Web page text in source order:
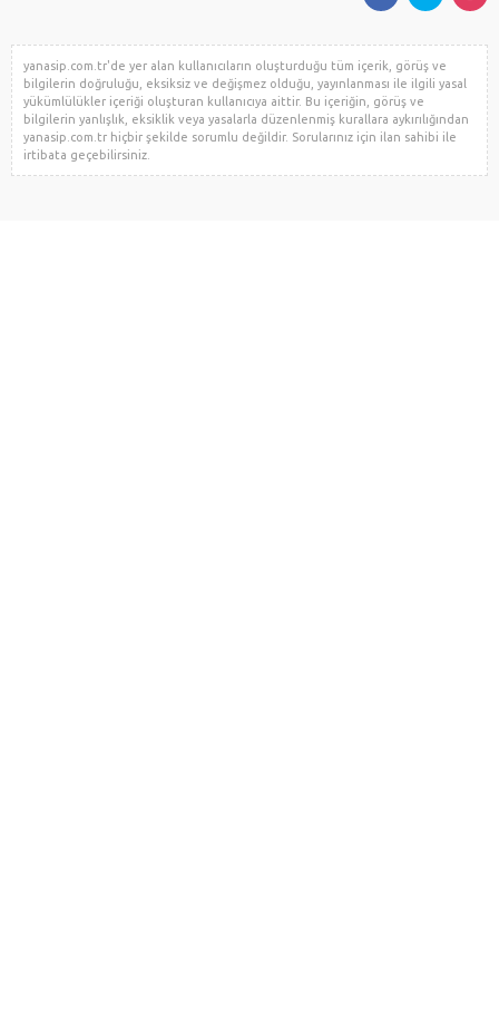
yanasip.com.tr'de yer alan kullanıcıların oluşturduğu tüm içerik, görüş ve
bilgilerin doğruluğu, eksiksiz ve değişmez olduğu, yayınlanması ile ilgili yasal
yükümlülükler içeriği oluşturan kullanıcıya aittir. Bu içeriğin, görüş ve
bilgilerin yanlışlık, eksiklik veya yasalarla düzenlenmiş kurallara aykırılığından
yanasip.com.tr hiçbir şekilde sorumlu değildir. Sorularınız için ilan sahibi ile
irtibata geçebilirsiniz.